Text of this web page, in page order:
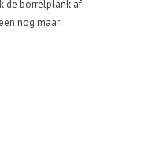
de borrelplank af
nog maar